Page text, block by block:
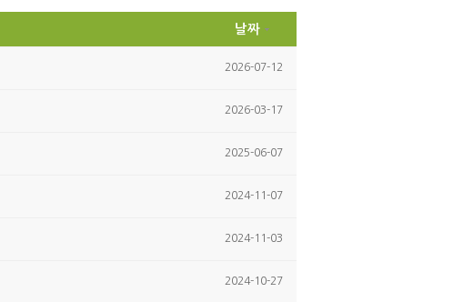
날짜
2026-07-12
2026-03-17
2025-06-07
2024-11-07
2024-11-03
2024-10-27